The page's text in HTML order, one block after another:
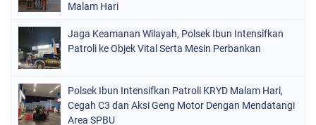
Malam Hari
Jaga Keamanan Wilayah, Polsek Ibun Intensifkan
Patroli ke Objek Vital Serta Mesin Perbankan
Polsek Ibun Intensifkan Patroli KRYD Malam Hari,
Cegah C3 dan Aksi Geng Motor Dengan Mendatangi
Area SPBU